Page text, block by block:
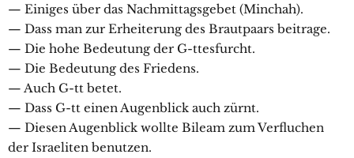
— Einiges über das Nachmittagsgebet (Minchah).
— Dass man zur Erheiterung des Brautpaars beitrage.
— Die hohe Bedeutung der G-ttesfurcht.
— Die Bedeutung des Friedens.
— Auch G-tt betet.
— Dass G-tt einen Augenblick auch zürnt.
— Diesen Augenblick wollte Bileam zum Verfluchen
der Israeliten benutzen.